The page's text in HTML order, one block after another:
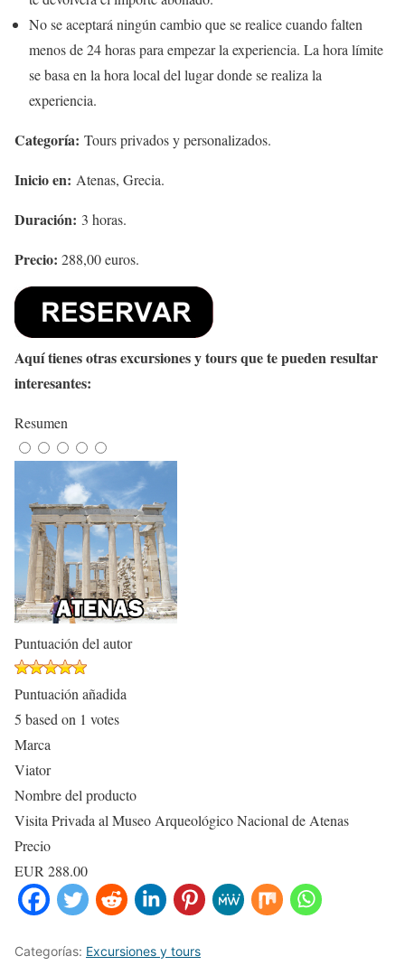
No se aceptará ningún cambio que se realice cuando falten
menos de 24 horas para empezar la experiencia. La hora límite
se basa en la hora local del lugar donde se realiza la
experiencia.
Categoría: Tours privados y personalizados.
Inicio en: Atenas, Grecia.
Duración: 3 horas.
Precio: 288,00 euros.
Aquí tienes otras excursiones y tours que te pueden resultar
interesantes:
Resumen
Puntuación del autor
Puntuación añadida
5 based on 1 votes
Marca
Viator
Nombre del producto
Visita Privada al Museo Arqueológico Nacional de Atenas
Precio
EUR 288.00
Categorías: Excursiones y tours